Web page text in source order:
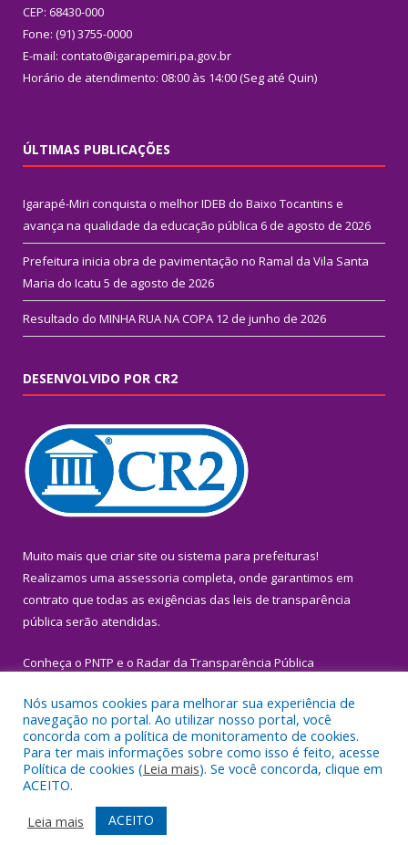
CEP: 68430-000
Fone: (91) 3755-0000
E-mail: contato@igarapemiri.pa.gov.br
Horário de atendimento: 08:00 às 14:00 (Seg até Quin)
ÚLTIMAS PUBLICAÇÕES
Igarapé-Miri conquista o melhor IDEB do Baixo Tocantins e
avança na qualidade da educação pública 6 de agosto de 2026
Prefeitura inicia obra de pavimentação no Ramal da Vila Santa
Maria do Icatu 5 de agosto de 2026
Resultado do MINHA RUA NA COPA 12 de junho de 2026
DESENVOLVIDO POR CR2
Muito mais que criar site ou sistema para prefeituras!
Realizamos uma assessoria completa, onde garantimos em
contrato que todas as exigências das leis de transparência
pública serão atendidas.
Conheça o PNTP e o Radar da Transparência Pública
Todos os direitos reservados a Prefeitura Municipal de Igarapé-
Miri.
Mapa do Site
Acessar Área Administrativa
Acessar Webmail
Nós usamos cookies para melhorar sua experiência de
navegação no portal. Ao utilizar nosso portal, você
concorda com a política de monitoramento de cookies.
Para ter mais informações sobre como isso é feito, acesse
Política de cookies (Leia mais). Se você concorda, clique em
ACEITO.
Leia mais
ACEITO